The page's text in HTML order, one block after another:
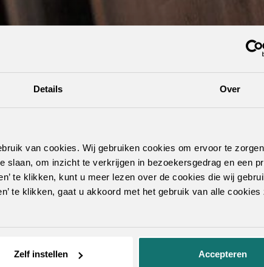
Details Over
van cookies. Wij gebruiken cookies om ervoor te
slaan, om inzicht te verkrijgen in bezoekersgedrag en een
te klikken, kunt u meer lezen over de cookies die wij
te klikken, gaat u akkoord met het gebruik van alle cookies
Zelf instellen Accepteren